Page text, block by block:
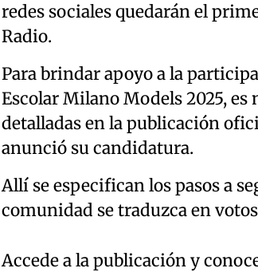
redes sociales quedarán el
Radio.
Para brindar apoyo a la
Escolar Milano Models 2025,
detalladas en la publicación
anunció su candidatura.
Allí se especifican los pasos a
comunidad se traduzca en
Accede a la publicación y